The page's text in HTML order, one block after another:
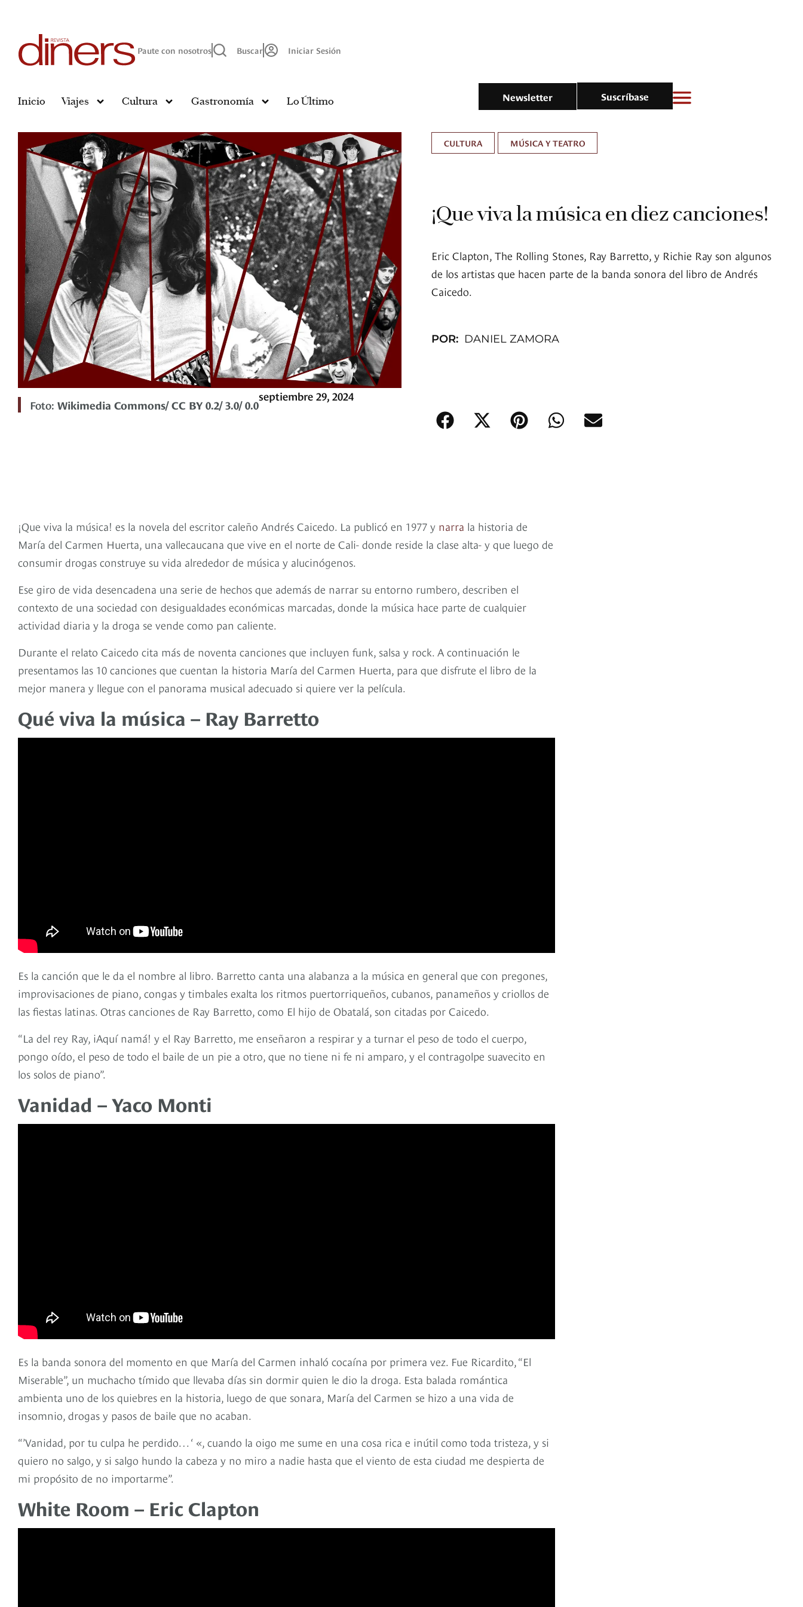
Paute con nosotros Buscar Iniciar Sesión
Inicio Viajes Cultura Gastronomía Lo Último Newsletter Suscríbase
Foto: Wikimedia Commons/ CC BY 0.2/ 3.0/ 0.0
septiembre 29, 2024
CULTURA MÚSICA Y TEATRO
¡Que viva la música en diez canciones!
Eric Clapton, The Rolling Stones, Ray Barretto, y Richie Ray son algunos
de los artistas que hacen parte de la banda sonora del libro de Andrés
Caicedo.
POR: DANIEL ZAMORA
¡Que viva la música! es la novela del escritor caleño Andrés Caicedo. La publicó en 1977 y narra la historia de
María del Carmen Huerta, una vallecaucana que vive en el norte de Cali- donde reside la clase alta- y que luego de
consumir drogas construye su vida alrededor de música y alucinógenos.
Ese giro de vida desencadena una serie de hechos que además de narrar su entorno rumbero, describen el
contexto de una sociedad con desigualdades económicas marcadas, donde la música hace parte de cualquier
actividad diaria y la droga se vende como pan caliente.
Durante el relato Caicedo cita más de noventa canciones que incluyen funk, salsa y rock. A continuación le
presentamos las 10 canciones que cuentan la historia María del Carmen Huerta, para que disfrute el libro de la
mejor manera y llegue con el panorama musical adecuado si quiere ver la película.
Qué viva la música – Ray Barretto
Es la canción que le da el nombre al libro. Barretto canta una alabanza a la música en general que con pregones,
improvisaciones de piano, congas y timbales exalta los ritmos puertorriqueños, cubanos, panameños y criollos de
las fiestas latinas. Otras canciones de Ray Barretto, como El hijo de Obatalá, son citadas por Caicedo.
“La del rey Ray, iAquí namá! y el Ray Barretto, me enseñaron a respirar y a turnar el peso de todo el cuerpo,
pongo oído, el peso de todo el baile de un pie a otro, que no tiene ni fe ni amparo, y el contragolpe suavecito en
los solos de piano”.
Vanidad – Yaco Monti
Es la banda sonora del momento en que María del Carmen inhaló cocaína por primera vez. Fue Ricardito, “El
Miserable”, un muchacho tímido que llevaba días sin dormir quien le dio la droga. Esta balada romántica
ambienta uno de los quiebres en la historia, luego de que sonara, María del Carmen se hizo a una vida de
insomnio, drogas y pasos de baile que no acaban.
“’Vanidad, por tu culpa he perdido… ‘ «, cuando la oigo me sume en una cosa rica e inútil como toda tristeza, y si
quiero no salgo, y si salgo hundo la cabeza y no miro a nadie hasta que el viento de esta ciudad me despierta de
mi propósito de no importarme”.
White Room – Eric Clapton